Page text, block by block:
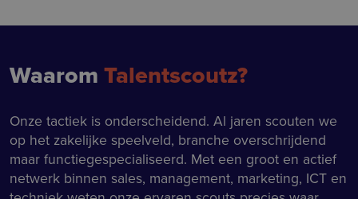
WaaromTalentscoutz?
Onze tactiek is onderscheidend. Al jaren scouten we
op het zakelijke speelveld, branche overschrijdend
maar functiegespecialiseerd. Met een groot en actief
netwerk binnen sales, management, marketing, ICT en